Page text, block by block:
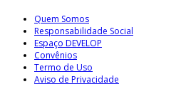
Quem Somos
Responsabilidade Social
Espaço DEVELOP
Convênios
Termo de Uso
Aviso de Privacidade